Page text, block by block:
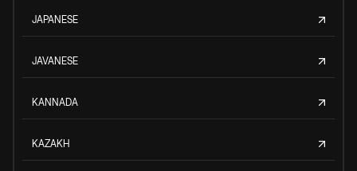
JAPANESE
JAVANESE
KANNADA
KAZAKH